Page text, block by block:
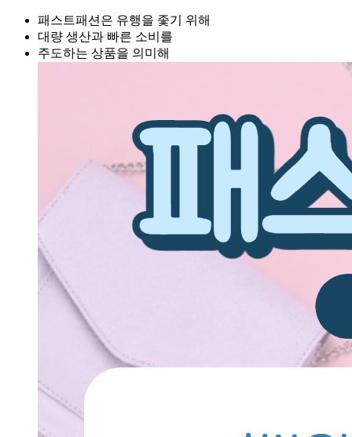
패스트패션은 유행을 좇기 위해
대량 생산과 빠른 소비를
주도하는 상품을 의미해